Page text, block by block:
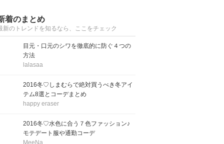
着のまとめ
新のトレンドを知るなら、ここをチェック
目元・口元のシワを徹底的に防ぐ４つの
方法
lalasaa
2016冬♡しまむらで絶対買うべき冬アイ
テム8選とコーデまとめ
happy eraser
2016冬♡水色に合う７色ファッション♪
モテデート服や通勤コーデ
MeeNa